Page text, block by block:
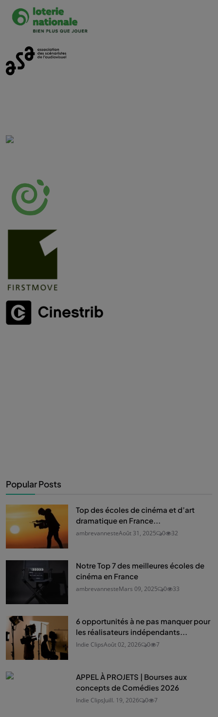
Popular Posts
Top des écoles de cinéma et d’art
dramatique en France...
ambrevannesteAoût 31, 2025 0 32
Notre Top 7 des meilleures écoles de
cinéma en France
ambrevannesteMars 09, 2025 0 33
6 opportunités à ne pas manquer pour
les réalisateurs indépendants...
Indie ClipsAoût 02, 2026 0 7
APPEL À PROJETS | Bourses aux
concepts de Comédies 2026
Indie ClipsJuill. 19, 2026 0 7